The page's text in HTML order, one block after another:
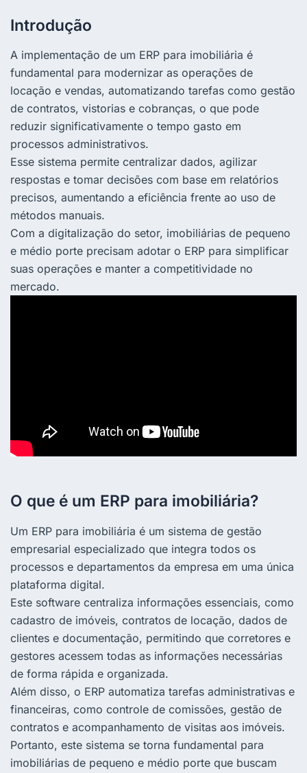
Introdução
A implementação de um ERP para imobiliária é
fundamental para modernizar as operações de
locação e vendas, automatizando tarefas como gestão
de contratos, vistorias e cobranças, o que pode
reduzir significativamente o tempo gasto em
processos administrativos.
Esse sistema permite centralizar dados, agilizar
respostas e tomar decisões com base em relatórios
precisos, aumentando a eficiência frente ao uso de
métodos manuais.
Com a digitalização do setor, imobiliárias de pequeno
e médio porte precisam adotar o ERP para simplificar
suas operações e manter a competitividade no
mercado.
O que é um ERP para imobiliária?
Um ERP para imobiliária é um sistema de gestão
empresarial especializado que integra todos os
processos e departamentos da empresa em uma única
plataforma digital.
Este software centraliza informações essenciais, como
cadastro de imóveis, contratos de locação, dados de
clientes e documentação, permitindo que corretores e
gestores acessem todas as informações necessárias
de forma rápida e organizada.
Além disso, o ERP automatiza tarefas administrativas e
financeiras, como controle de comissões, gestão de
contratos e acompanhamento de visitas aos imóveis.
Portanto, este sistema se torna fundamental para
imobiliárias de pequeno e médio porte que buscam